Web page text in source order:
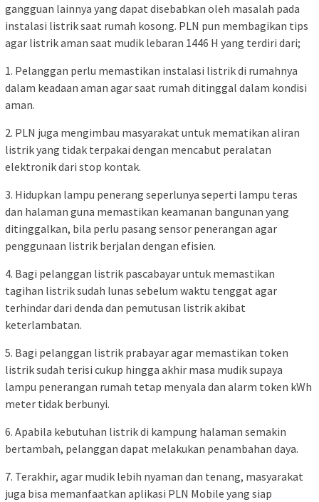
gangguan lainnya yang dapat disebabkan oleh masalah pada
instalasi listrik saat rumah kosong. PLN pun membagikan tips
agar listrik aman saat mudik lebaran 1446 H yang terdiri dari;
1. Pelanggan perlu memastikan instalasi listrik di rumahnya
dalam keadaan aman agar saat rumah ditinggal dalam kondisi
aman.
2. PLN juga mengimbau masyarakat untuk mematikan aliran
listrik yang tidak terpakai dengan mencabut peralatan
elektronik dari stop kontak.
3. Hidupkan lampu penerang seperlunya seperti lampu teras
dan halaman guna memastikan keamanan bangunan yang
ditinggalkan, bila perlu pasang sensor penerangan agar
penggunaan listrik berjalan dengan efisien.
4. Bagi pelanggan listrik pascabayar untuk memastikan
tagihan listrik sudah lunas sebelum waktu tenggat agar
terhindar dari denda dan pemutusan listrik akibat
keterlambatan.
5. Bagi pelanggan listrik prabayar agar memastikan token
listrik sudah terisi cukup hingga akhir masa mudik supaya
lampu penerangan rumah tetap menyala dan alarm token kWh
meter tidak berbunyi.
6. Apabila kebutuhan listrik di kampung halaman semakin
bertambah, pelanggan dapat melakukan penambahan daya.
7. Terakhir, agar mudik lebih nyaman dan tenang, masyarakat
juga bisa memanfaatkan aplikasi PLN Mobile yang siap